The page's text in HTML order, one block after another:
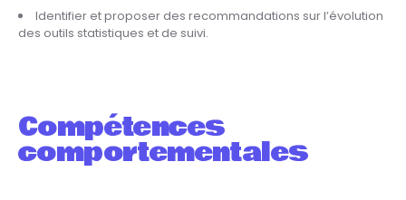
Identifier et proposer des recommandations sur l’évolution
des outils statistiques et de suivi.
Compétences
comportementales